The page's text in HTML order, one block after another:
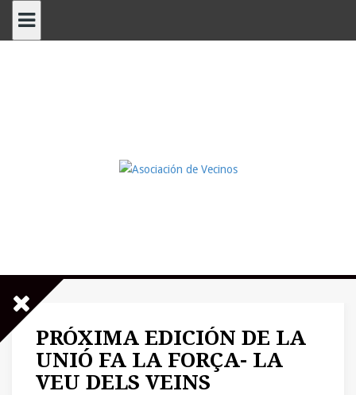
PRÓXIMA EDICIÓN DE LA
UNIÓ FA LA FORÇA- LA
VEU DELS VEINS